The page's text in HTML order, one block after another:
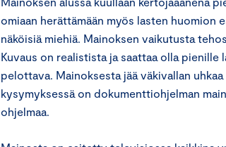
omiaan herättämään myös lasten huomion
näköisiä miehiä. Mainoksen vaikutusta
Kuvaus on realistista ja saattaa olla
pelottava. Mainoksesta jää väkivallan
kysymyksessä on dokumenttiohjelman
ohjelmaa.